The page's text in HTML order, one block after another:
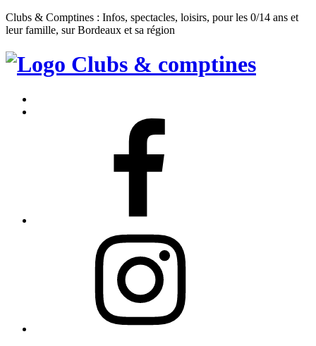
Clubs & Comptines : Infos, spectacles, loisirs, pour les 0/14 ans et
leur famille, sur Bordeaux et sa région
Clubs
Comptines